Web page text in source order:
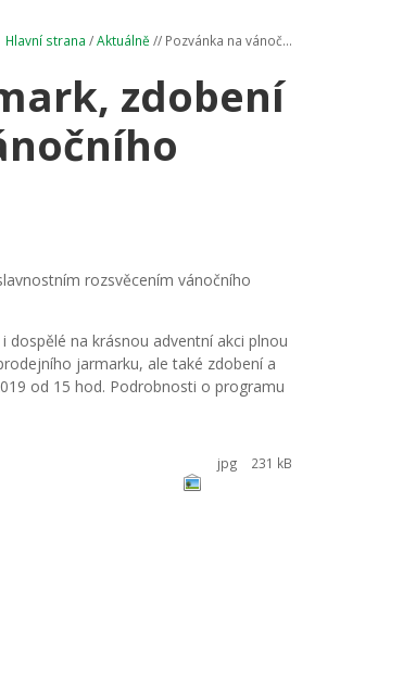
Hlavní strana /Aktuálně // Pozvánka na vánoč...
zdobení
rozsvěcením vánočního
dospělé na krásnou adventní akci plnou
jarmarku, ale také zdobení a
od 15 hod. Podrobnosti o programu
jpg 231 kB